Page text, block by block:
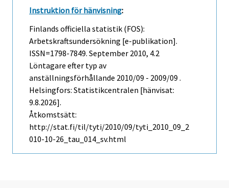
Instruktion för hänvisning:
Finlands officiella statistik (FOS):
Arbetskraftsundersökning [e-publikation].
ISSN=1798-7849. September 2010, 4.2
Löntagare efter typ av
anställningsförhållande 2010/09 - 2009/09 .
Helsingfors: Statistikcentralen [hänvisat:
9.8.2026].
Åtkomstsätt:
http://stat.fi/til/tyti/2010/09/tyti_2010_09_2
010-10-26_tau_014_sv.html